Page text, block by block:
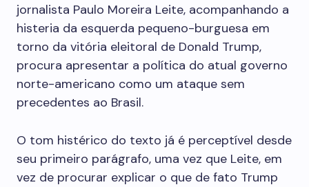
jornalista Paulo Moreira Leite, acompanhando a
histeria da esquerda pequeno-burguesa em
torno da vitória eleitoral de Donald Trump,
procura apresentar a política do atual governo
norte-americano como um ataque sem
precedentes ao Brasil.
O tom histérico do texto já é perceptível desde
seu primeiro parágrafo, uma vez que Leite, em
vez de procurar explicar o que de fato Trump